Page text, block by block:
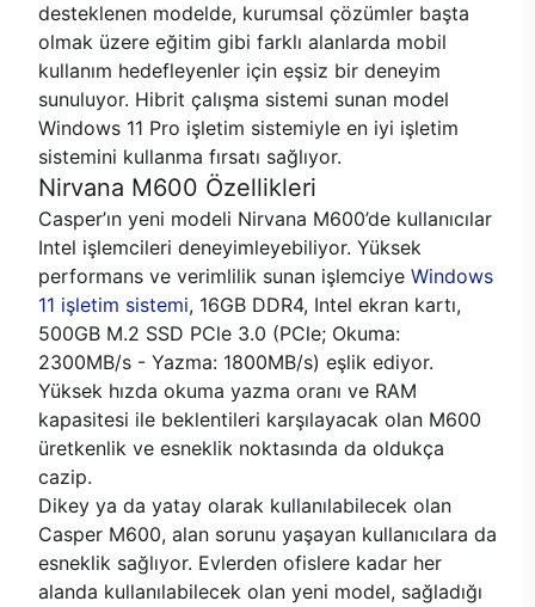
desteklenen modelde, kurumsal çözümler başta
olmak üzere eğitim gibi farklı alanlarda mobil
kullanım hedefleyenler için eşsiz bir deneyim
sunuluyor. Hibrit çalışma sistemi sunan model
Windows 11 Pro işletim sistemiyle en iyi işletim
sistemini kullanma fırsatı sağlıyor.
Nirvana M600 Özellikleri
Casper’ın yeni modeli Nirvana M600’de kullanıcılar
Intel işlemcileri deneyimleyebiliyor. Yüksek
performans ve verimlilik sunan işlemciye Windows
11 işletim sistemi, 16GB DDR4, Intel ekran kartı,
500GB M.2 SSD PCle 3.0 (PCle; Okuma:
2300MB/s - Yazma: 1800MB/s) eşlik ediyor.
Yüksek hızda okuma yazma oranı ve RAM
kapasitesi ile beklentileri karşılayacak olan M600
üretkenlik ve esneklik noktasında da oldukça
cazip.
Dikey ya da yatay olarak kullanılabilecek olan
Casper M600, alan sorunu yaşayan kullanıcılara da
esneklik sağlıyor. Evlerden ofislere kadar her
alanda kullanılabilecek olan yeni model, sağladığı